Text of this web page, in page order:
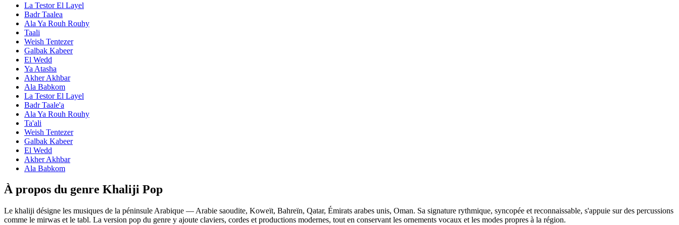
La Testor El Layel
Badr Taalea
Ala Ya Rouh Rouhy
Taali
Weish Tentezer
Galbak Kabeer
El Wedd
Ya Atasha
Akher Akhbar
Ala Babkom
La Testor El Layel
Badr Taale'a
Ala Ya Rouh Rouhy
Ta'ali
Weish Tentezer
Galbak Kabeer
El Wedd
Akher Akhbar
Ala Babkom
À propos du genre Khaliji Pop
Le khaliji désigne les musiques de la péninsule Arabique — Arabie saoudite, Koweït, Bahreïn, Qatar, Émirats arabes unis, Oman. Sa signature rythmique, syncopée et reconnaissable, s'appuie sur des percussions
comme le mirwas et le tabl. La version pop du genre y ajoute claviers, cordes et productions modernes, tout en conservant les ornements vocaux et les modes propres à la région.